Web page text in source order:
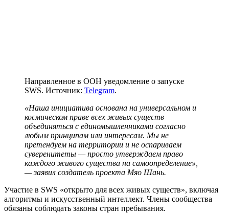
Направленное в ООН уведомление о запуске
SWS. Источник: Telegram.
«Наша инициатива основана на универсальном и
космическом праве всех живых существ
объединяться с единомышленниками согласно
любым принципам или интересам. Мы не
претендуем на территории и не оспариваем
суверенитеты — просто утверждаем право
каждого живого существа на самоопределение»,
— заявил создатель проекта Мяо Шань.
Участие в SWS «открыто для всех живых существ», включая
алгоритмы и искусственный интеллект. Члены сообщества
обязаны соблюдать законы стран пребывания.